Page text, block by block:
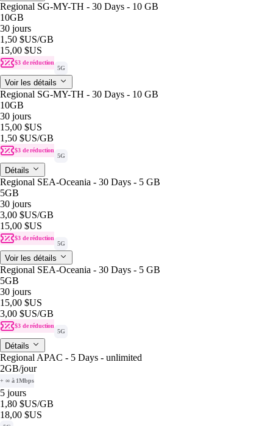
Regional SG-MY-TH - 30 Days - 10 GB
10GB
30 jours
1,50 $US/GB
15,00 $US
$3 de réduction
5G
Voir les détails
Regional SG-MY-TH - 30 Days - 10 GB
10GB
30 jours
15,00 $US
1,50 $US/GB
$3 de réduction
5G
Détails
Regional SEA-Oceania - 30 Days - 5 GB
5GB
30 jours
3,00 $US/GB
15,00 $US
$3 de réduction
5G
Voir les détails
Regional SEA-Oceania - 30 Days - 5 GB
5GB
30 jours
15,00 $US
3,00 $US/GB
$3 de réduction
5G
Détails
Regional APAC - 5 Days - unlimited
2GB/jour
+ ∞ à 1Mbps
5 jours
1,80 $US/GB
18,00 $US